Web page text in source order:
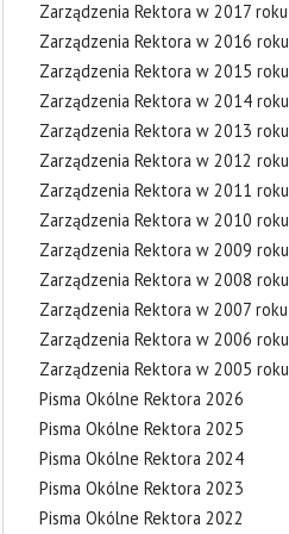
Zarządzenia Rektora w 2017 roku
Zarządzenia Rektora w 2016 roku
Zarządzenia Rektora w 2015 roku
Zarządzenia Rektora w 2014 roku
Zarządzenia Rektora w 2013 roku
Zarządzenia Rektora w 2012 roku
Zarządzenia Rektora w 2011 roku
Zarządzenia Rektora w 2010 roku
Zarządzenia Rektora w 2009 roku
Zarządzenia Rektora w 2008 roku
Zarządzenia Rektora w 2007 roku
Zarządzenia Rektora w 2006 roku
Zarządzenia Rektora w 2005 roku
Pisma Okólne Rektora 2026
Pisma Okólne Rektora 2025
Pisma Okólne Rektora 2024
Pisma Okólne Rektora 2023
Pisma Okólne Rektora 2022